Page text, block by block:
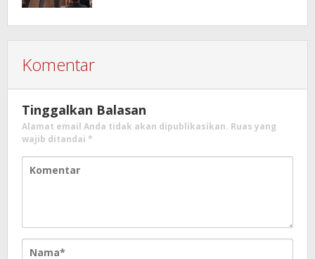
Komentar
Tinggalkan Balasan
Alamat email Anda tidak akan dipublikasikan. Ruas yang
wajib ditandai *